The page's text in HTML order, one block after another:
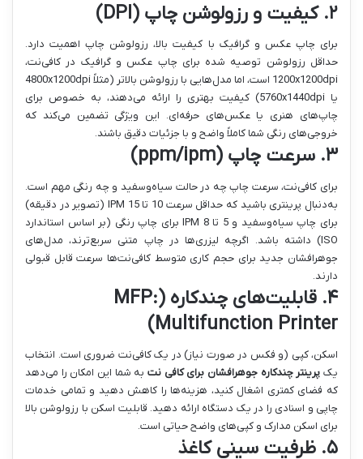
۲. کیفیت و رزولوشن چاپ (DPI)
برای چاپ عکس و گرافیک با کیفیت بالا، رزولوشن چاپ اهمیت دارد.
حداقل رزولوشن توصیه شده برای چاپ عکس و گرافیک در کافی‌نت،
1200x1200dpi است، اما مدل‌هایی با رزولوشن بالاتر (مثلاً 4800x1200dpi
یا 5760x1440dpi) کیفیت بهتری را ارائه می‌دهند، به خصوص برای
چاپ‌های هنری یا عکس‌های حرفه‌ای. این ویژگی تضمین می‌کند که
خروجی‌های رنگی شما کاملاً واضح و با جزئیات دقیق باشند.
۳. سرعت چاپ (ppm/ipm)
برای کافی‌نت، سرعت چاپ چه در حالت سیاه‌وسفید و چه رنگی مهم است.
به‌دنبال پرینتری باشید که حداقل سرعت 10 تا 15 IPM (تصویر در دقیقه)
برای چاپ سیاه‌وسفید و 5 تا 8 IPM برای چاپ رنگی (بر اساس استاندارد
ISO) داشته باشد. اگرچه لیزری‌ها در چاپ متنی سریع‌ترند، مدل‌های
جوهرافشان جدید برای حجم کاری متوسط کافی‌نت‌ها سرعت قابل قبولی
دارند.
۴. قابلیت‌های چندکاره (MFP:
Multifunction Printer)
اسکن، کپی (و فکس در صورت نیاز) در یک کافی‌نت ضروری است. انتخاب
یک پرینتر چندکاره جوهرافشان برای کافی نت به شما این امکان را می‌دهد
که فضای کمتری اشغال کنید، هزینه‌ها را کاهش دهید و تمامی خدمات
چاپی و اسنادی را در یک دستگاه ارائه دهید. قابلیت اسکن با رزولوشن بالا
برای اسکن مدارک و کپی‌های واضح حیاتی است.
۵. ظرفیت سینی کاغذ